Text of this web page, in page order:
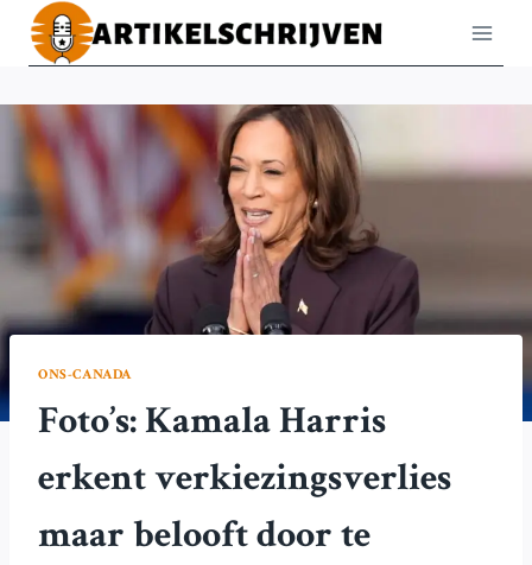
Doorgaan
naar
ONS-CANADA
Foto’s: Kamala Harris
erkent verkiezingsverlies
maar belooft door te